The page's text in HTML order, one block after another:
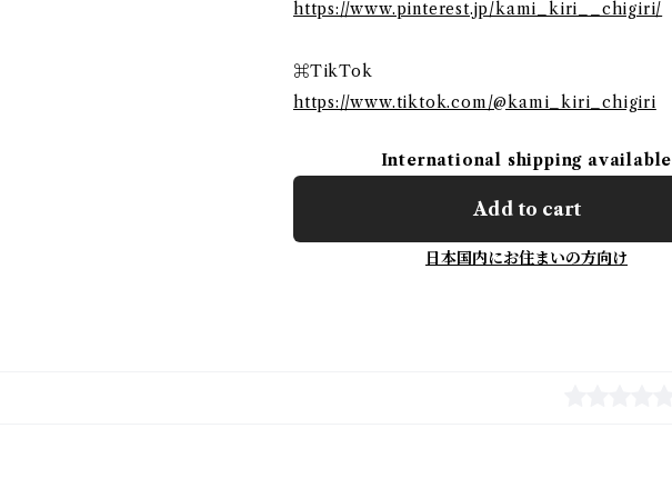
https://www.pinterest.jp/kami_kiri__chigiri/
⌘TikTok
https://www.tiktok.com/@kami_kiri_chigiri
International shipping available
Add to cart
日本国内にお住まいの方向け